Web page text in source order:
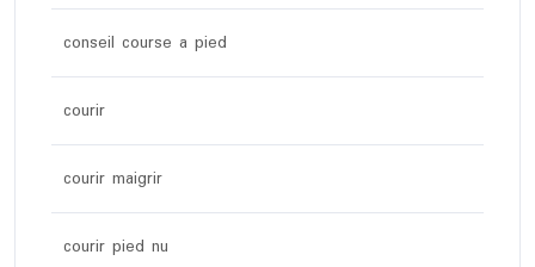
conseil course a pied
courir
courir maigrir
courir pied nu